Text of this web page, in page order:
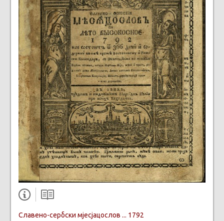
Славено-сербски мjесјацослов ... 1792